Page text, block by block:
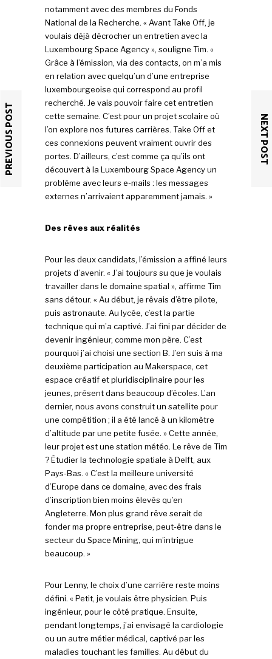
notamment avec des membres du Fonds
National de la Recherche. « Avant Take Off, je
voulais déjà décrocher un entretien avec la
Luxembourg Space Agency », souligne Tim. «
Grâce à l’émission, via des contacts, on m’a mis
en relation avec quelqu’un d’une entreprise
luxembourgeoise qui correspond au profil
recherché. Je vais pouvoir faire cet entretien
cette semaine. C’est pour un projet scolaire où
l’on explore nos futures carrières. Take Off et
ces connexions peuvent vraiment ouvrir des
portes. D’ailleurs, c’est comme ça qu’ils ont
découvert à la Luxembourg Space Agency un
problème avec leurs e-mails : les messages
externes n’arrivaient apparemment jamais. »
Des rêves aux réalités
Pour les deux candidats, l’émission a affiné leurs
projets d’avenir. « J’ai toujours su que je voulais
travailler dans le domaine spatial », affirme Tim
sans détour. « Au début, je rêvais d’être pilote,
puis astronaute. Au lycée, c’est la partie
technique qui m’a captivé. J’ai fini par décider de
devenir ingénieur, comme mon père. C’est
pourquoi j’ai choisi une section B. J’en suis à ma
deuxième participation au Makerspace, cet
espace créatif et pluridisciplinaire pour les
jeunes, présent dans beaucoup d’écoles. L’an
dernier, nous avons construit un satellite pour
une compétition ; il a été lancé à un kilomètre
d’altitude par une petite fusée. » Cette année,
leur projet est une station météo. Le rêve de Tim
? Étudier la technologie spatiale à Delft, aux
Pays-Bas. « C’est la meilleure université
d’Europe dans ce domaine, avec des frais
d’inscription bien moins élevés qu’en
Angleterre. Mon plus grand rêve serait de
fonder ma propre entreprise, peut-être dans le
secteur du Space Mining, qui m’intrigue
beaucoup. »
Pour Lenny, le choix d’une carrière reste moins
défini. « Petit, je voulais être physicien. Puis
ingénieur, pour le côté pratique. Ensuite,
pendant longtemps, j’ai envisagé la cardiologie
ou un autre métier médical, captivé par les
maladies touchant les familles. Au début du
PREVIOUS POST NEXT POST